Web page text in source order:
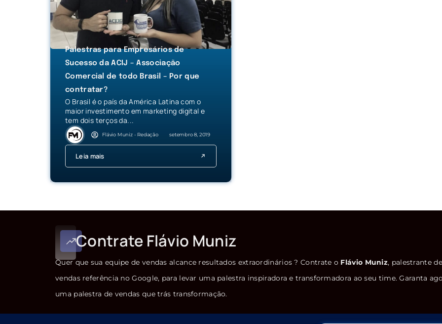
Palestras para Empresários de
Sucesso da ACIJ – Associação
Comercial de todo Brasil – Por que
contratar?
O Brasil é o país da América Latina com o
maior investimento em marketing digital e
tem dois terços da...
Flávio Muniz - Redação setembro 8, 2019
Leia mais
Contrate Flávio Muniz
Quer que sua equipe de vendas alcance resultados extraordinários ? Contrate o Flávio Muniz, palestrante de
vendas referência no Google, para levar uma palestra inspiradora e transformadora ao seu time. Garanta
uma palestra de vendas que trás transformação.